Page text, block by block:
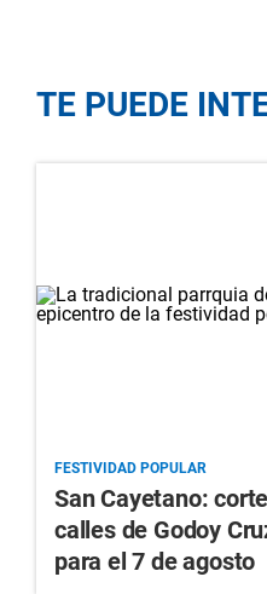
TE PUEDE
FESTIVIDAD POPULAR
San Cayetano:
calles de Godoy
para el 7 de agosto